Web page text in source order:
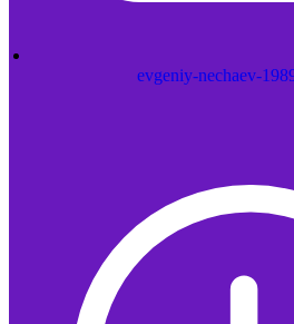
evgeniy-nechaev-